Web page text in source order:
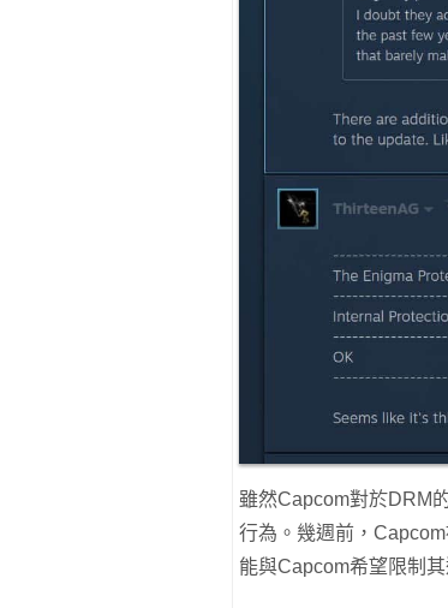
雖然Capcom對於DRM
行為。幾週前，
能與Capcom希望限制